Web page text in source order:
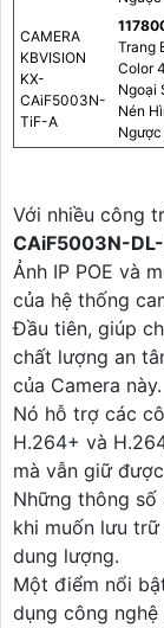
CAMERA
KBVISION
KX-
CAiF5003N-
TiF-A
Trang
Color
Ngoại
Nén
Với nhiều công
CAiF5003N-
Ảnh IP POE và
của hệ thống
Đầu tiên, giúp
chất lượng an
của Camera này.
Nó hỗ trợ các
H.264+ và
mà vẫn giữ
Những thông
khi muốn lưu
dung lượng.
Một điểm nổi
dụng công nghệ